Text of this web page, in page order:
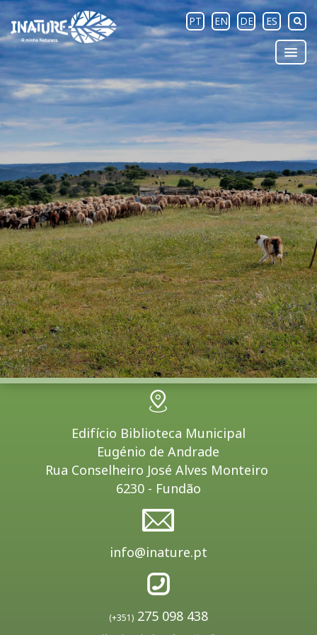
PT EN DE ES
Edifício Biblioteca Municipal
Eugénio de Andrade
Rua Conselheiro José Alves Monteiro
6230 - Fundão
info@inature.pt
(+351) 275 098 438